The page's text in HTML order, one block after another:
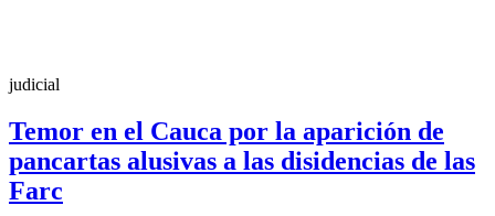
judicial
Temor en el Cauca por la aparición de
pancartas alusivas a las disidencias de las
Farc